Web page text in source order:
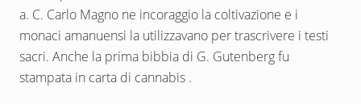
a. C. Carlo Magno ne incoraggio la coltivazione e i
monaci amanuensi la utilizzavano per trascrivere i testi
sacri. Anche la prima bibbia di G. Gutenberg fu
stampata in carta di cannabis .